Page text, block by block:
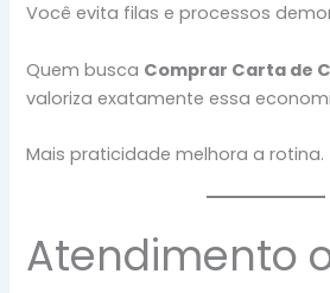
Você evita filas e processos
Quem busca Comprar Carta de
valoriza exatamente essa
Mais praticidade melhora a rotina.
Atendimento